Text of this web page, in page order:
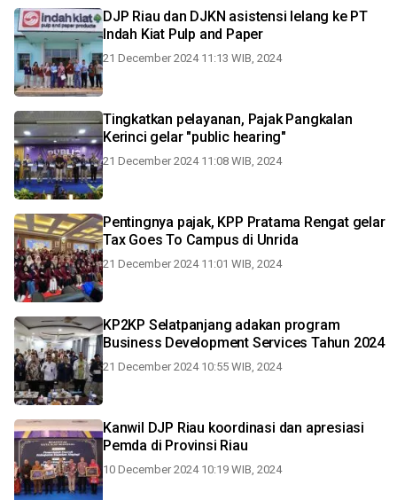
DJP Riau dan DJKN asistensi lelang ke PT
Indah Kiat Pulp and Paper
21 December 2024 11:13 WIB, 2024
Tingkatkan pelayanan, Pajak Pangkalan
Kerinci gelar "public hearing"
21 December 2024 11:08 WIB, 2024
Pentingnya pajak, KPP Pratama Rengat gelar
Tax Goes To Campus di Unrida
21 December 2024 11:01 WIB, 2024
KP2KP Selatpanjang adakan program
Business Development Services Tahun 2024
21 December 2024 10:55 WIB, 2024
Kanwil DJP Riau koordinasi dan apresiasi
Pemda di Provinsi Riau
10 December 2024 10:19 WIB, 2024